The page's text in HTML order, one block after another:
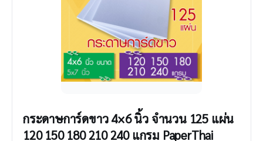
กระดาษการ์ดขาว 4×6 นิ้ว จำนวน 125 แผ่น
120 150 180 210 240 แกรม PaperThai